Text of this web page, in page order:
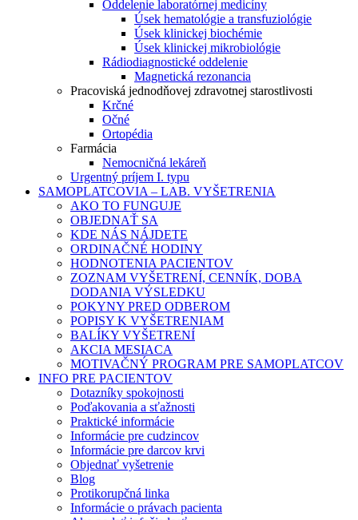
Oddelenie laboratórnej medicíny
Úsek hematológie a transfuziológie
Úsek klinickej biochémie
Úsek klinickej mikrobiológie
Rádiodiagnostické oddelenie
Magnetická rezonancia
Pracoviská jednodňovej zdravotnej starostlivosti
Krčné
Očné
Ortopédia
Farmácia
Nemocničná lekáreň
Urgentný príjem I. typu
SAMOPLATCOVIA – LAB. VYŠETRENIA
AKO TO FUNGUJE
OBJEDNAŤ SA
KDE NÁS NÁJDETE
ORDINAČNÉ HODINY
HODNOTENIA PACIENTOV
ZOZNAM VYŠETRENÍ, CENNÍK, DOBA
DODANIA VÝSLEDKU
POKYNY PRED ODBEROM
POPISY K VYŠETRENIAM
BALÍKY VYŠETRENÍ
AKCIA MESIACA
MOTIVAČNÝ PROGRAM PRE SAMOPLATCOV
INFO PRE PACIENTOV
Dotazníky spokojnosti
Poďakovania a sťažnosti
Praktické informácie
Informácie pre cudzincov
Informácie pre darcov krvi
Objednať vyšetrenie
Blog
Protikorupčná linka
Informácie o právach pacienta